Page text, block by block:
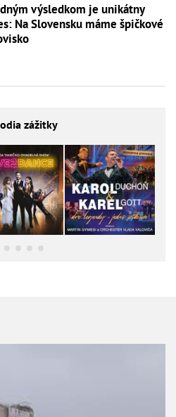
výsledkom je unikátny
Na Slovensku máme špičkové
zážitky